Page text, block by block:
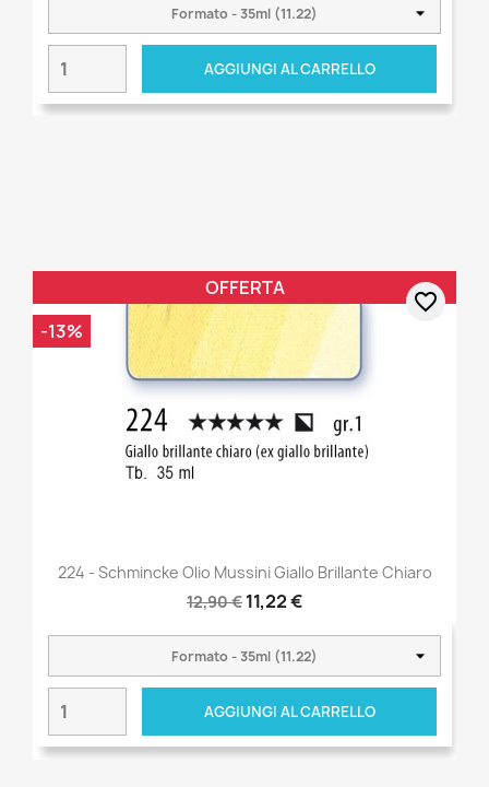
AGGIUNGI AL CARRELLO
224 - Schmincke Olio Mussini Giallo Brillante Chiaro
12,90 € 11,22 €
AGGIUNGI AL CARRELLO
OFFERTA
-13%
favorite_border